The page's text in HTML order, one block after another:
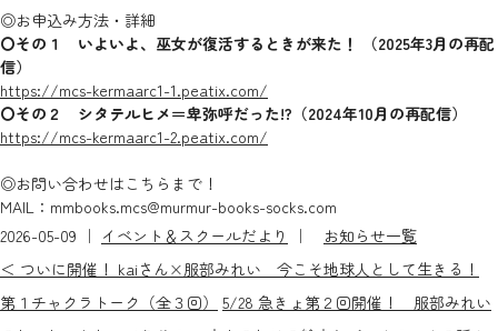
◎お申込み方法・詳細
〇その１ いよいよ、巫女が復活するときが来た！ （2025年3月の再配
信）
https://mcs-kermaarc1-1.peatix.com/
〇その２ シタテルヒメ＝卑弥呼だった!?（2024年10月の再配信）
https://mcs-kermaarc1-2.peatix.com/
◎お問い合わせはこちらまで！
MAIL：mmbooks.mcs@murmur-books-socks.com
2026-05-09 ｜ イベント＆スクールだより ｜ お知らせ一覧
＜ ついに開催！ kaiさん×服部みれい 今こそ地球人として生きる！
第１チャクラトーク（全３回）
5/28 急きょ第２回開催！ 服部みれい